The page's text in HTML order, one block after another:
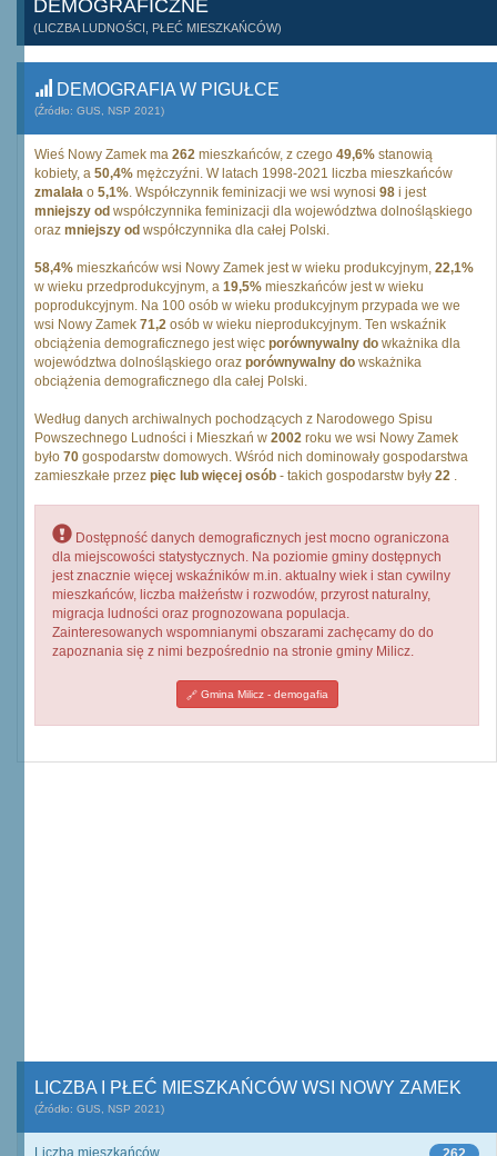
DEMOGRAFICZNE
(LICZBA LUDNOŚCI, PŁEĆ MIESZKAŃCÓW)
DEMOGRAFIA W PIGUŁCE
(Źródło: GUS, NSP 2021)
Wieś Nowy Zamek ma 262 mieszkańców, z czego 49,6% stanowią
kobiety, a 50,4% mężczyźni. W latach 1998-2021 liczba mieszkańców
zmalała o 5,1%. Współczynnik feminizacji we wsi wynosi 98 i jest
mniejszy od współczynnika feminizacji dla województwa dolnośląskiego
oraz mniejszy od współczynnika dla całej Polski.
58,4% mieszkańców wsi Nowy Zamek jest w wieku produkcyjnym, 22,1%
w wieku przedprodukcyjnym, a 19,5% mieszkańców jest w wieku
poprodukcyjnym. Na 100 osób w wieku produkcyjnym przypada we we
wsi Nowy Zamek 71,2 osób w wieku nieprodukcyjnym. Ten wskaźnik
obciążenia demograficznego jest więc porównywalny do wkażnika dla
województwa dolnośląskiego oraz porównywalny do wskażnika
obciążenia demograficznego dla całej Polski.
Według danych archiwalnych pochodzących z Narodowego Spisu
Powszechnego Ludności i Mieszkań w 2002 roku we wsi Nowy Zamek
było 70 gospodarstw domowych. Wśród nich dominowały gospodarstwa
zamieszkałe przez pięc lub więcej osób - takich gospodarstw były 22 .
Dostępność danych demograficznych jest mocno ograniczona
dla miejscowości statystycznych. Na poziomie gminy dostępnych
jest znacznie więcej wskaźników m.in. aktualny wiek i stan cywilny
mieszkańców, liczba małżeństw i rozwodów, przyrost naturalny,
migracja ludności oraz prognozowana populacja.
Zainteresowanych wspomnianymi obszarami zachęcamy do do
zapoznania się z nimi bezpośrednio na stronie gminy Milicz.
Gmina Milicz - demogafia
LICZBA I PŁEĆ MIESZKAŃCÓW WSI NOWY ZAMEK
(Źródło: GUS, NSP 2021)
Liczba mieszkańców